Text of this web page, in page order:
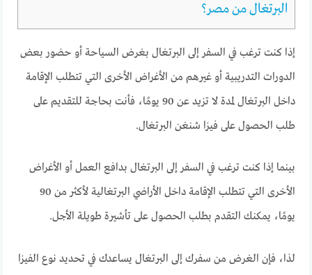
البرتغال من مصر؟
إذا كنت ترغب في السفر إلى البرتغال بغرض السياحة أو حضور بعض
الدورات التدريبية أو غيرهم من الأغراض الأخرى التي تتطلب الإقامة
داخل البرتغال لمدة لا تزيد عن 90 يومًا، فأنت بحاجة للتقديم على
طلب الحصول على فيزا شنغن البرتغال.
بينما إذا كنت ترغب في السفر إلى البرتغال بدافع العمل أو الأغراض
الأخرى التي تتطلب الإقامة داخل الأراضي البرتغالية لأكثر من 90
يومًا، يمكنك التقدم بطلب الحصول على تأشيرة طويلة الأجل.
لذا، فإن الغرض من سفرك إلى البرتغال يساعدك في تحديد نوع الفيزا